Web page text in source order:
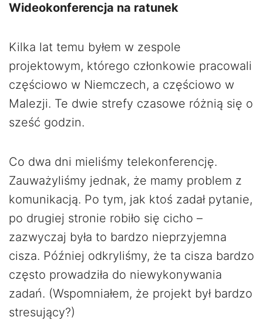
Wideokonferencja na ratunek
Kilka lat temu byłem w zespole
projektowym, którego członkowie pracowali
częściowo w Niemczech, a częściowo w
Malezji. Te dwie strefy czasowe różnią się o
sześć godzin.
Co dwa dni mieliśmy telekonferencję.
Zauważyliśmy jednak, że mamy problem z
komunikacją. Po tym, jak ktoś zadał pytanie,
po drugiej stronie robiło się cicho –
zazwyczaj była to bardzo nieprzyjemna
cisza. Później odkryliśmy, że ta cisza bardzo
często prowadziła do niewykonywania
zadań. (Wspomniałem, że projekt był bardzo
stresujący?)